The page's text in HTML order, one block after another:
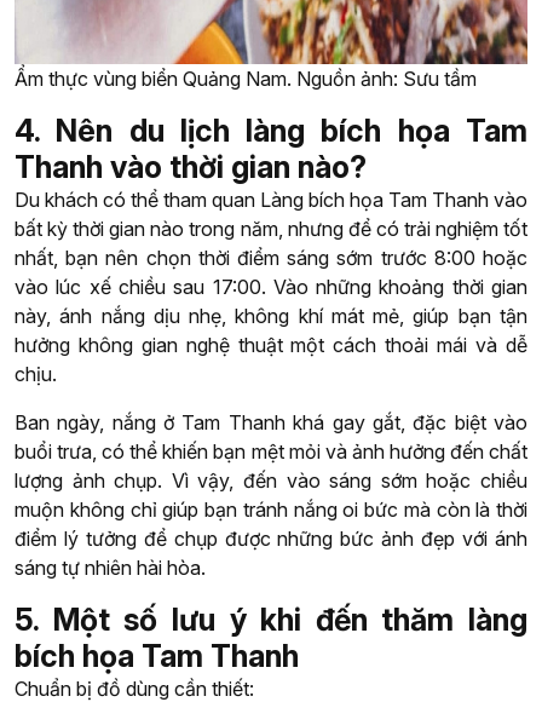
Ẩm thực vùng biển Quảng Nam. Nguồn ảnh: Sưu tầm
4. Nên du lịch làng bích họa Tam
Thanh vào thời gian nào?
Du khách có thể tham quan Làng bích họa Tam Thanh vào
bất kỳ thời gian nào trong năm, nhưng để có trải nghiệm tốt
nhất, bạn nên chọn thời điểm sáng sớm trước 8:00 hoặc
vào lúc xế chiều sau 17:00. Vào những khoảng thời gian
này, ánh nắng dịu nhẹ, không khí mát mẻ, giúp bạn tận
hưởng không gian nghệ thuật một cách thoải mái và dễ
chịu.
Ban ngày, nắng ở Tam Thanh khá gay gắt, đặc biệt vào
buổi trưa, có thể khiến bạn mệt mỏi và ảnh hưởng đến chất
lượng ảnh chụp. Vì vậy, đến vào sáng sớm hoặc chiều
muộn không chỉ giúp bạn tránh nắng oi bức mà còn là thời
điểm lý tưởng để chụp được những bức ảnh đẹp với ánh
sáng tự nhiên hài hòa.
5. Một số lưu ý khi đến thăm làng
bích họa Tam Thanh
Chuẩn bị đồ dùng cần thiết: